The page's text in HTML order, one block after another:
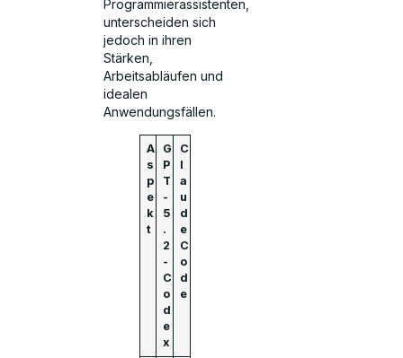
Programmierassistenten,
unterscheiden sich
jedoch in ihren
Stärken,
Arbeitsabläufen und
idealen
Anwendungsfällen.
A
s
p
e
k
t
G
P
T
-
5
.
2
-
C
o
d
e
x
C
l
a
u
d
e
C
o
d
e